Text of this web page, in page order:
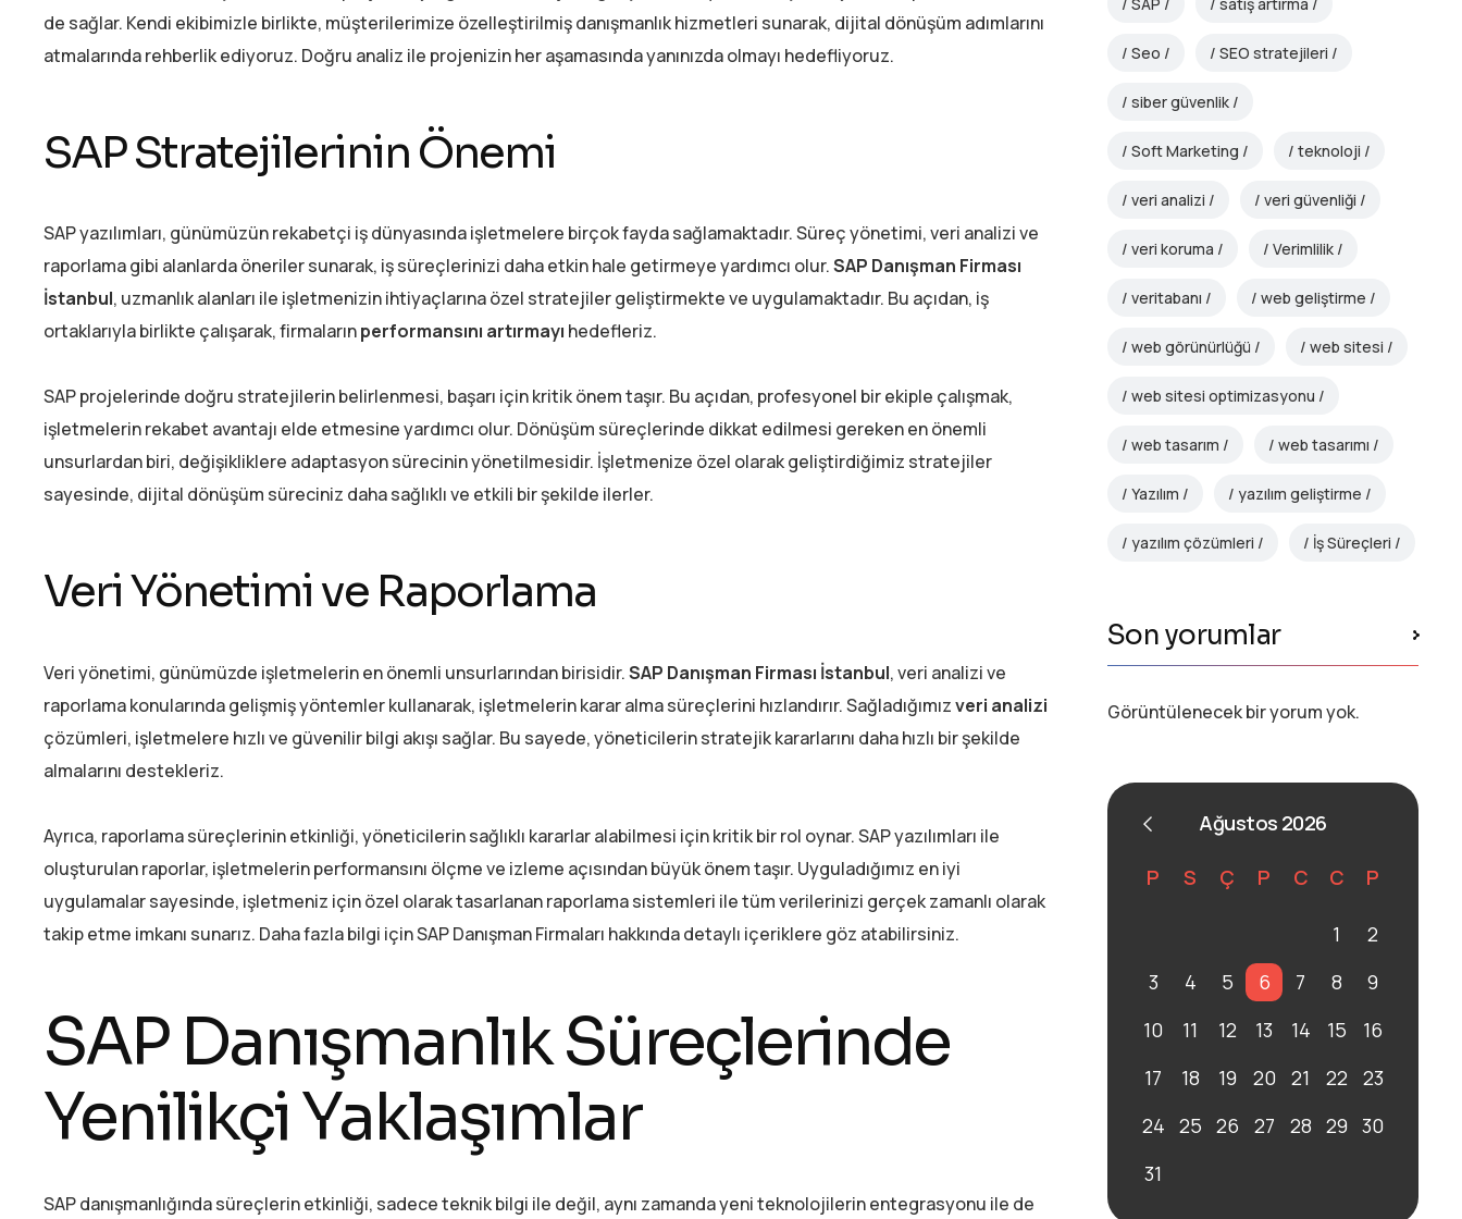
de sağlar. Kendi ekibimizle birlikte, müşterilerimize özelleştirilmiş danışmanlık hizmetleri sunarak, dijital dönüşüm adımlarını
atmalarında rehberlik ediyoruz. Doğru analiz ile projenizin her aşamasında yanınızda olmayı hedefliyoruz.
SAP Stratejilerinin Önemi
SAP yazılımları, günümüzün rekabetçi iş dünyasında işletmelere birçok fayda sağlamaktadır. Süreç yönetimi, veri analizi ve
raporlama gibi alanlarda öneriler sunarak, iş süreçlerinizi daha etkin hale getirmeye yardımcı olur.SAP Danışman Firması
İstanbul, uzmanlık alanları ile işletmenizin ihtiyaçlarına özel stratejiler geliştirmekte ve uygulamaktadır. Bu açıdan, iş
ortaklarıyla birlikte çalışarak, firmalarınperformansını artırmayı hedefleriz.
SAP projelerinde doğru stratejilerin belirlenmesi, başarı için kritik önem taşır. Bu açıdan, profesyonel bir ekiple çalışmak,
işletmelerin rekabet avantajı elde etmesine yardımcı olur. Dönüşüm süreçlerinde dikkat edilmesi gereken en önemli
unsurlardan biri, değişikliklere adaptasyon sürecinin yönetilmesidir. İşletmenize özel olarak geliştirdiğimiz stratejiler
sayesinde, dijital dönüşüm süreciniz daha sağlıklı ve etkili bir şekilde ilerler.
Veri Yönetimi ve Raporlama
Veri yönetimi, günümüzde işletmelerin en önemli unsurlarından birisidir.SAP Danışman Firması İstanbul, veri analizi ve
raporlama konularında gelişmiş yöntemler kullanarak, işletmelerin karar alma süreçlerini hızlandırır. Sağladığımızveri analizi
çözümleri, işletmelere hızlı ve güvenilir bilgi akışı sağlar. Bu sayede, yöneticilerin stratejik kararlarını daha hızlı bir şekilde
almalarını destekleriz.
Ayrıca, raporlama süreçlerinin etkinliği, yöneticilerin sağlıklı kararlar alabilmesi için kritik bir rol oynar. SAP yazılımları ile
oluşturulan raporlar, işletmelerin performansını ölçme ve izleme açısından büyük önem taşır. Uyguladığımız en iyi
uygulamalar sayesinde, işletmeniz için özel olarak tasarlanan raporlama sistemleri ile tüm verilerinizi gerçek zamanlı olarak
takip etme imkanı sunarız. Daha fazla bilgi için SAP Danışman Firmaları hakkında detaylı içeriklere göz atabilirsiniz.
SAP Danışmanlık Süreçlerinde
Yenilikçi Yaklaşımlar
SAP danışmanlığında süreçlerin etkinliği, sadece teknik bilgi ile değil, aynı zamanda yeni teknolojilerin entegrasyonu ile de
Seo SEO stratejileri
siber güvenlik
Soft Marketing teknoloji
veri analizi veri güvenliği
veri koruma Verimlilik
veritabanı web geliştirme
web görünürlüğü web sitesi
web sitesi optimizasyonu
web tasarım web tasarımı
Yazılım yazılım geliştirme
yazılım çözümleri İş Süreçleri
Son yorumlar
Görüntülenecek bir yorum yok.
Ağustos 2026
P S Ç P C C P
1
2
3
4 5 6 7 8
9
10
11 12 13 14 15
16
17
18 19 20 21 22
23
24 25 26 27 28 29 30
31